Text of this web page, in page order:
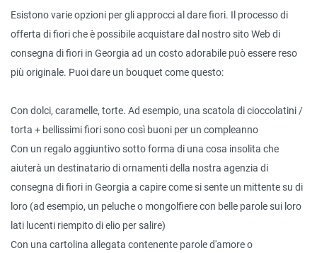
Esistono varie opzioni per gli approcci al dare fiori. Il processo di
offerta di fiori che è possibile acquistare dal nostro sito Web di
consegna di fiori in Georgia ad un costo adorabile può essere reso
più originale. Puoi dare un bouquet come questo:
Con dolci, caramelle, torte. Ad esempio, una scatola di cioccolatini /
torta + bellissimi fiori sono così buoni per un compleanno
Con un regalo aggiuntivo sotto forma di una cosa insolita che
aiuterà un destinatario di ornamenti della nostra agenzia di
consegna di fiori in Georgia a capire come si sente un mittente su di
loro (ad esempio, un peluche o mongolfiere con belle parole sui loro
lati lucenti riempito di elio per salire)
Con una cartolina allegata contenente parole d'amore o